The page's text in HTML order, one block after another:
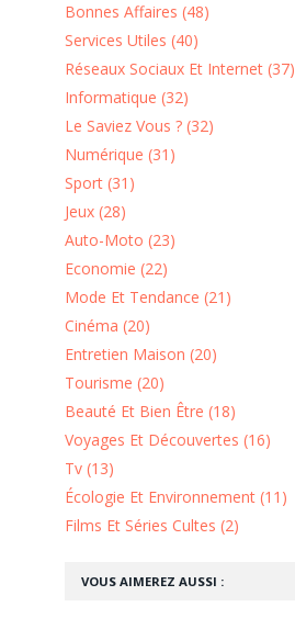
VOUS AIMEREZ AUSSI :
Bonnes Affaires (48)
Services Utiles (40)
Réseaux Sociaux Et Internet (37)
Informatique (32)
Le Saviez Vous ? (32)
Numérique (31)
Sport (31)
Jeux (28)
Auto-Moto (23)
Economie (22)
Mode Et Tendance (21)
Cinéma (20)
Entretien Maison (20)
Tourisme (20)
Beauté Et Bien Être (18)
Voyages Et Découvertes (16)
Tv (13)
Écologie Et Environnement (11)
Films Et Séries Cultes (2)